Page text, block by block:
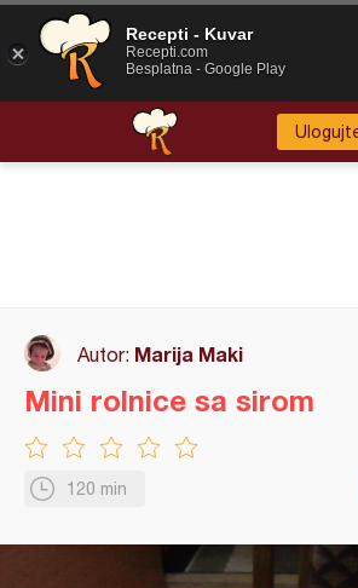
Autor: Marija Maki
120 min
Mini rolnice sa sirom
Recepti - Kuvar
Recepti.com
Besplatna - Google Play